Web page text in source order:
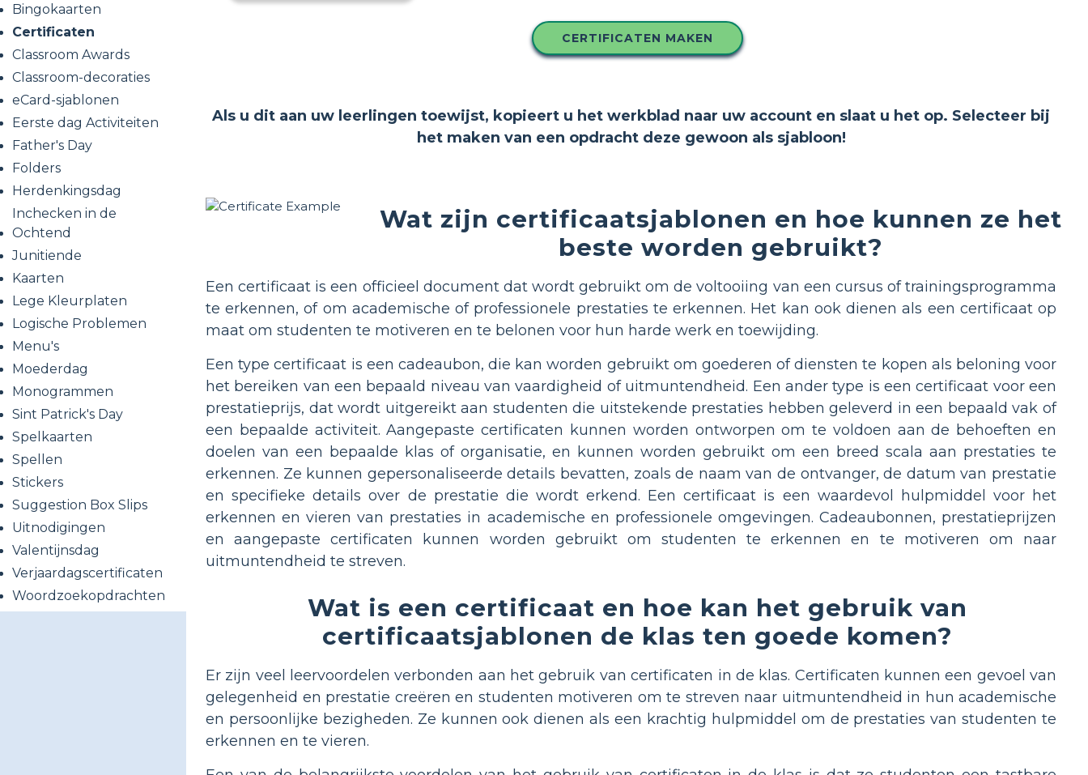
Bingokaarten
Certificaten
Classroom Awards
Classroom-decoraties
eCard-sjablonen
Eerste dag Activiteiten
Father's Day
Folders
Herdenkingsdag
Inchecken in de
Ochtend
Junitiende
Kaarten
Lege Kleurplaten
Logische Problemen
Menu's
Moederdag
Monogrammen
Sint Patrick's Day
Spelkaarten
Spellen
Stickers
Suggestion Box Slips
Uitnodigingen
Valentijnsdag
Verjaardagscertificaten
Woordzoekopdrachten
CERTIFICATEN MAKEN
Als u dit aan uw leerlingen toewijst, kopieert u het werkblad naar uw account en slaat u het op. Selecteer bij
het maken van een opdracht deze gewoon als sjabloon!
Wat zijn certificaatsjablonen en hoe kunnen ze het
beste worden gebruikt?
Een certificaat is een officieel document dat wordt gebruikt om de voltooiing van een cursus of trainingsprogramma
te erkennen, of om academische of professionele prestaties te erkennen. Het kan ook dienen als een certificaat op
maat om studenten te motiveren en te belonen voor hun harde werk en toewijding.
Een type certificaat is een cadeaubon, die kan worden gebruikt om goederen of diensten te kopen als beloning voor
het bereiken van een bepaald niveau van vaardigheid of uitmuntendheid. Een ander type is een certificaat voor een
prestatieprijs, dat wordt uitgereikt aan studenten die uitstekende prestaties hebben geleverd in een bepaald vak of
een bepaalde activiteit. Aangepaste certificaten kunnen worden ontworpen om te voldoen aan de behoeften en
doelen van een bepaalde klas of organisatie, en kunnen worden gebruikt om een breed scala aan prestaties te
erkennen. Ze kunnen gepersonaliseerde details bevatten, zoals de naam van de ontvanger, de datum van prestatie
en specifieke details over de prestatie die wordt erkend. Een certificaat is een waardevol hulpmiddel voor het
erkennen en vieren van prestaties in academische en professionele omgevingen. Cadeaubonnen, prestatieprijzen
en aangepaste certificaten kunnen worden gebruikt om studenten te erkennen en te motiveren om naar
uitmuntendheid te streven.
Wat is een certificaat en hoe kan het gebruik van
certificaatsjablonen de klas ten goede komen?
Er zijn veel leervoordelen verbonden aan het gebruik van certificaten in de klas. Certificaten kunnen een gevoel van
gelegenheid en prestatie creëren en studenten motiveren om te streven naar uitmuntendheid in hun academische
en persoonlijke bezigheden. Ze kunnen ook dienen als een krachtig hulpmiddel om de prestaties van studenten te
erkennen en te vieren.